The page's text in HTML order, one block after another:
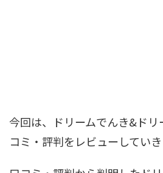
今回は、ドリームでんき&ドリ
コミ・評判をレビューしてい